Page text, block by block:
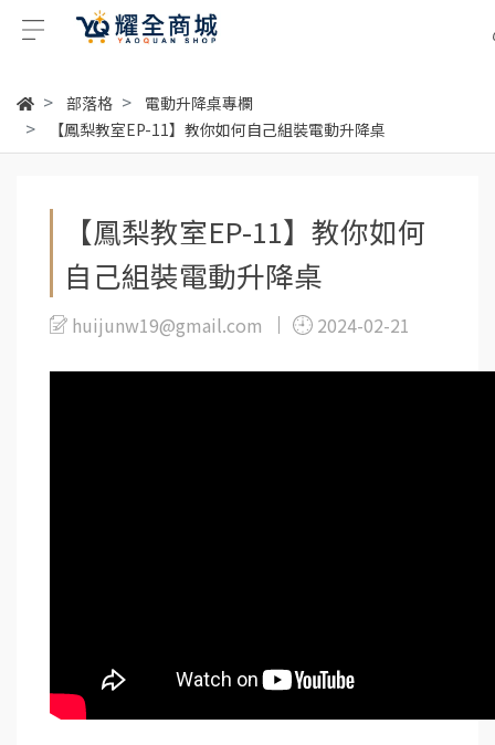
部落格
電動升降桌專欄
【鳳梨教室EP-11】教你如何自己組裝電動升降桌
【鳳梨教室EP-11】教你如何
自己組裝電動升降桌
huijunw19@gmail.com 2024-02-21